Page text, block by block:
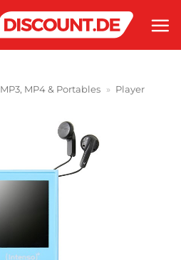
MP3, MP4 & Portables » Player